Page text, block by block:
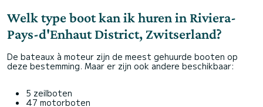
Welk type boot kan ik huren in Riviera-
Pays-d'Enhaut District, Zwitserland?
De bateaux à moteur zijn de meest gehuurde booten op
deze bestemming. Maar er zijn ook andere beschikbaar:
5 zeilboten
47 motorboten